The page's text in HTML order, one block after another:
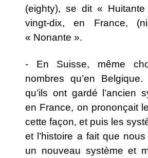
(eighty), se dit «
vingt-dix, en France,
« Nonante ».
- En Suisse, même
nombres qu’en
qu’ils ont gardé l’ancien
en France, on prononçait
cette façon, et puis les
et l’histoire a fait que
un nouveau système et